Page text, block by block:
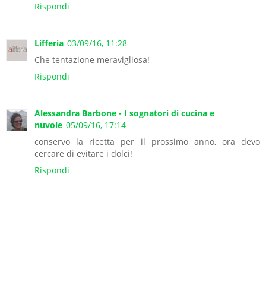
Rispondi
Lifferia 03/09/16, 11:28
Che tentazione meravigliosa!
Rispondi
Alessandra Barbone - I sognatori di cucina e
nuvole 05/09/16, 17:14
conservo la ricetta per il prossimo anno, ora devo
cercare di evitare i dolci!
Rispondi